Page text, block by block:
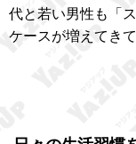
代と若い男性も「
ケースが増えてき